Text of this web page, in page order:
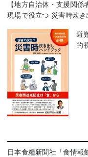
【地方自治体・支援関係
現場で役立つ 災害時炊き
避
的
日本食糧新聞社「食情報